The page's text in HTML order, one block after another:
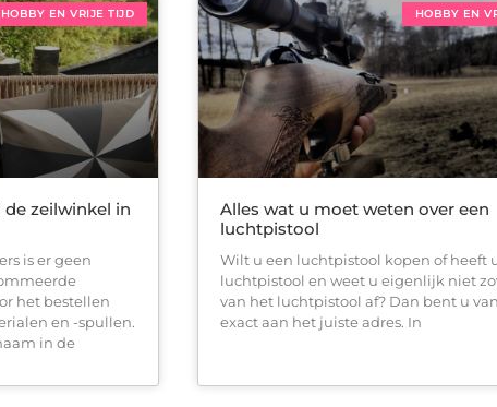
HOBBY EN VRIJE TIJD
zeilwinkel in
is er geen
het bestellen
en -spullen.
in de
HOBBY EN
Alles wat u moet weten over een
luchtpistool
Wilt u een luchtpistool kopen of heeft
luchtpistool en weet u eigenlijk niet
van het luchtpistool af? Dan bent u
exact aan het juiste adres. In